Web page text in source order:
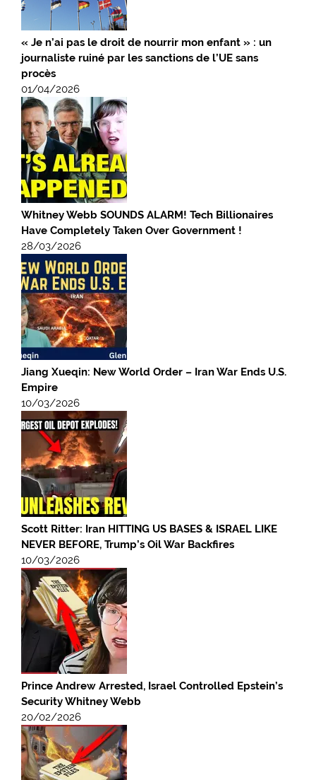
« Je n’ai pas le droit de nourrir mon enfant » : un
journaliste ruiné par les sanctions de l’UE sans
procès
01/04/2026
Whitney Webb SOUNDS ALARM! Tech Billionaires
Have Completely Taken Over Government !
28/03/2026
Jiang Xueqin: New World Order – Iran War Ends U.S.
Empire
10/03/2026
Scott Ritter: Iran HITTING US BASES & ISRAEL LIKE
NEVER BEFORE, Trump’s Oil War Backfires
10/03/2026
Prince Andrew Arrested, Israel Controlled Epstein’s
Security Whitney Webb
20/02/2026